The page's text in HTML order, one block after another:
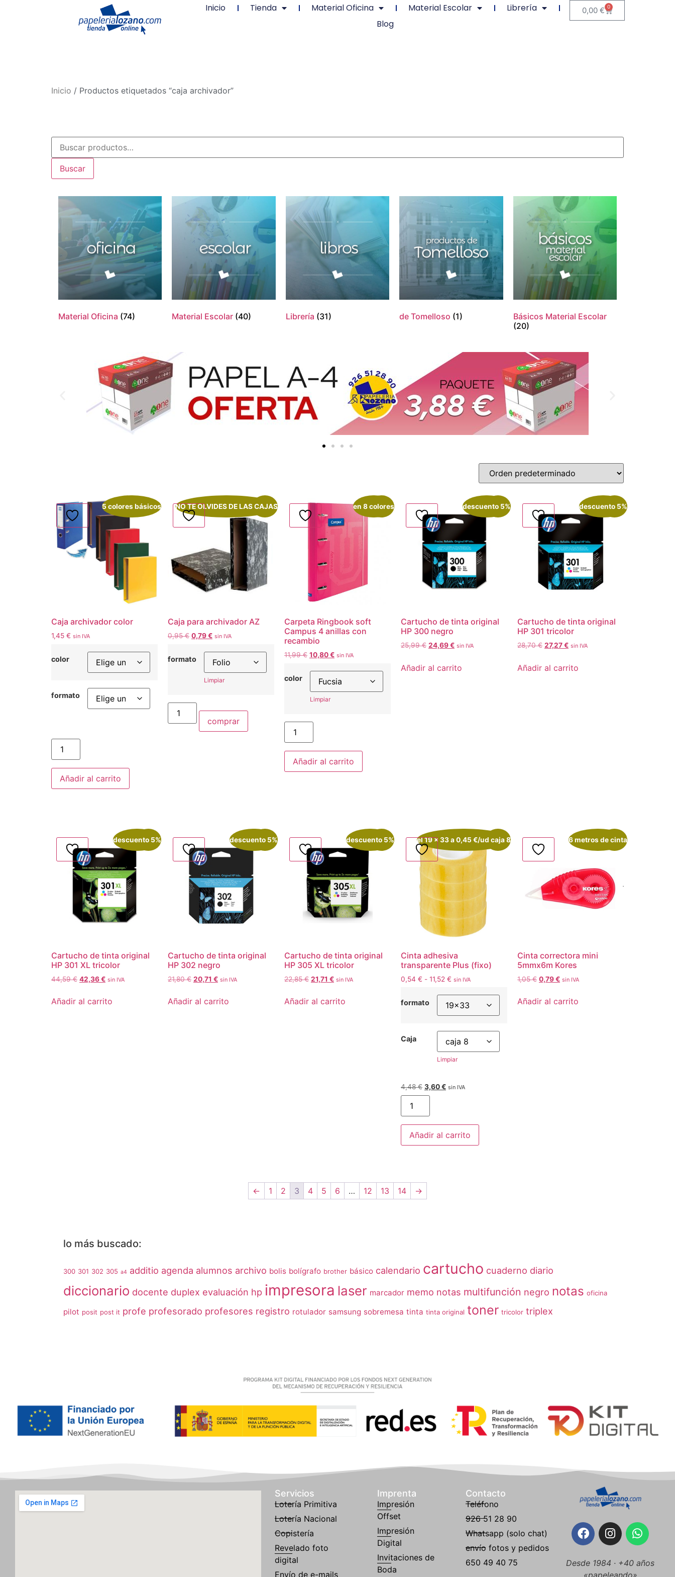
Inicio Tienda Material Oficina Material Escolar
Librería
Blog
0,00€ 0
Inicio / Productos etiquetados “caja archivador”
Buscar
Material Oficina (74) Material Escolar (40) Librería (31) de Tomelloso (1)
Básicos Material Escolar
(20)
5 colores básicos
Caja archivador color
1,45 € sin IVA
color
formato
Añadir al carrito
¡Oferta!
NO TE OLVIDES DE LAS CAJAS
Caja para archivador AZ
0,95€ 0,79€ sin IVA
formato
Limpiar
comprar
¡Oferta!
en 8 colores
Carpeta Ringbook soft
Campus 4 anillas con
recambio
11,99€ 10,80€ sin IVA
color
Limpiar
Añadir al carrito
¡Oferta!
descuento 5%
Cartucho de tinta original
HP 300 negro
25,99€ 24,69€ sin IVA
Añadir al carrito
¡Oferta!
descuento 5%
Cartucho de tinta original
HP 301 tricolor
28,70€ 27,27€ sin IVA
Añadir al carrito
¡Oferta!
descuento 5%
Cartucho de tinta original
HP 301 XL tricolor
44,59€ 42,36€ sin IVA
Añadir al carrito
¡Oferta!
descuento 5%
Cartucho de tinta original
HP 302 negro
21,80€ 20,71 € sin IVA
Añadir al carrito
¡Oferta!
descuento 5%
Cartucho de tinta original
HP 305 XL tricolor
22,85€ 21,71 € sin IVA
Añadir al carrito
¡Oferta!
el 19 x 33 a 0,45 €/ud caja 8
Cinta adhesiva
transparente Plus (fixo)
0,54 € - 11,52 € sin IVA
formato
Caja
Limpiar
4,48€ 3,60€ sin IVA
Añadir al carrito
¡Oferta!
6 metros de cinta
Cinta correctora mini
5mmx6m Kores
1,05€ 0,79€ sin IVA
Añadir al carrito
← 1 2 3 4 5 6 … 12 13 14 →
lo más buscado:
300 301 302 305 a4 additio agenda alumnos archivo bolis bolígrafo brother básico calendario cartucho cuaderno diario
diccionario docente duplex evaluación hp impresora laser marcador memo notas multifunción negro notas oficina
pilot posit post it profe profesorado profesores registro rotulador samsung sobremesa tinta tinta original toner tricolor triplex
Servicios
Lotería Primitiva
Lotería Nacional
Copistería
Revelado foto
digital
Envío de e-mails
Imprenta
Impresión
Offset
Impresión
Digital
Invitaciones de
Boda
Contacto
Teléfono
926 51 28 90
Whatsapp (solo chat)
envío fotos y pedidos
650 49 40 75
Desde 1984 · +40 años
«papeleando»